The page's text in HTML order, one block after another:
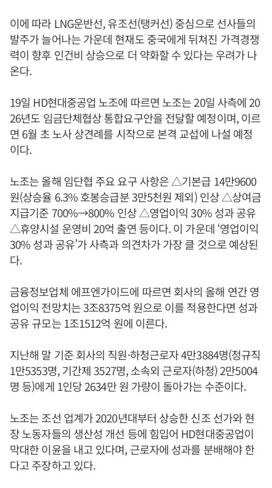
이에 따라 LNG운반선, 유조선(탱커선) 중심으로 선사들의
발주가 늘어나는 가운데 현재도 중국에게 뒤쳐진 가격경쟁
력이 향후 인건비 상승으로 더 약화할 수 있다는 우려가 나
온다.
19일 HD현대중공업 노조에 따르면 노조는 20일 사측에 20
26년도 임금단체협상 통합요구안을 전달할 예정이며, 이르
면 6월 초 노사 상견례를 시작으로 본격 교섭에 나설 예정
이다.
노조는 올해 임단협 주요 요구 사항은 △기본급 14만9600
원(상승율 6.3% 호봉승급분 3만5천원 제외) 인상 △상여금
지급기준 700%→800% 인상 △영업이익 30% 성과 공유
△휴양시설 운영비 20억 출연 등이다. 이 가운데 ‘영업이익
30% 성과 공유’가 사측과 의견차가 가장 클 것으로 예상된
다.
금융정보업체 에프엔가이드에 따르면 회사의 올해 연간 영
업이익 전망치는 3조8375억 원으로 이를 적용한다면 성과
공유 규모는 1조1512억 원에 이른다.
지난해 말 기준 회사의 직원·하청근로자 4만3884명(정규직
1만5353명, 기간제 3527명, 소속외 근로자(하청) 2만5004
명 등)에게 1인당 2634만 원 가량이 돌아가는 수준이다.
노조는 조선 업계가 2020년대부터 상승한 신조 선가와 현
장 노동자들의 생산성 개선 등에 힘입어 HD현대중공업이
막대한 이윤을 내고 있다며, 근로자에 성과를 분배해야 한
다고 주장하고 있다.